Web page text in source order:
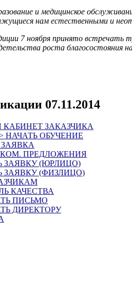
и медицинское
нам естественными и
7 ноября принято встречать
роста благосостояния
07.11.2014
ЗАКАЗЧИКА
НАЧАТЬ ОБУЧЕНИЕ
ЗАЯВКА
ПРЕДЛОЖЕНИЯ
ЗАЯВКУ (ЮРЛИЦО)
ЗАЯВКУ (ФИЗЛИЦО)
КАЧЕСТВА
ПИСЬМО
ДИРЕКТОРУ